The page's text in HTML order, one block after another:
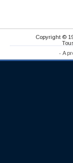
Copyright ©
- A